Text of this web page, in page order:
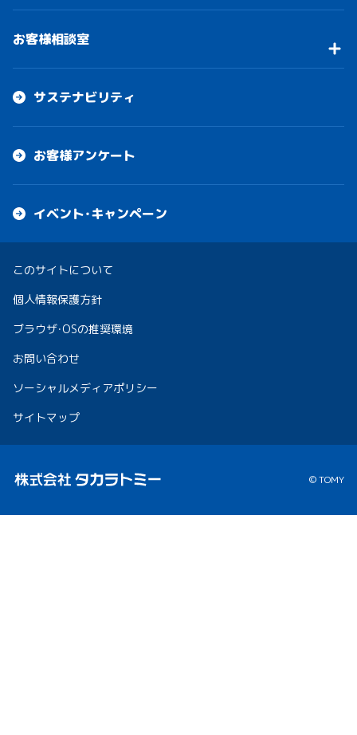
お客様相談室
サステナビリティ
お客様アンケート
イベント・キャンペーン
このサイトについて
個人情報保護方針
ブラウザ・OSの推奨環境
お問い合わせ
ソーシャルメディアポリシー
サイトマップ
© TOMY